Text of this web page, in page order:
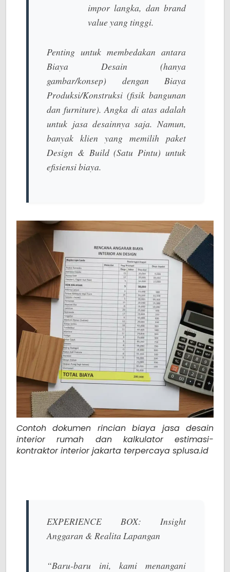
impor langka, dan brand
valueyang tinggi.
Penting untuk membedakan antara
Biaya Desain (hanya
gambar/konsep) dengan Biaya
Produksi/Konstruksi (fisik bangunan
dan furniture). Angka di atas adalah
untuk jasa desainnya saja. Namun,
banyak klien yang memilih paket
Design & Build(Satu Pintu) untuk
efisiensi biaya.
Contoh dokumen rincian biaya jasa desain
interior rumah dan kalkulator estimasi-
kontraktor interior jakarta terpercaya splusa.id
EXPERIENCE BOX: Insight
Anggaran & Realita Lapangan
“Baru-baru ini, kami menangani